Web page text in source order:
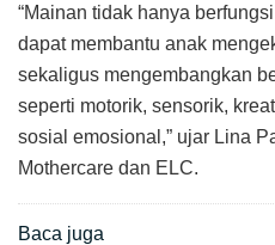
“Mainan tidak hanya
dapat membantu anak
sekaligus mengembangkan
seperti motorik, sensorik,
sosial emosional,” ujar Lina
Mothercare dan ELC.
Baca juga